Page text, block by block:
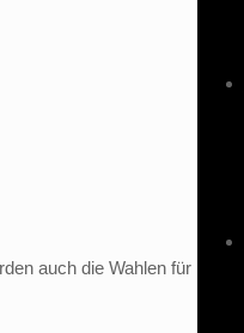
auch die Wahlen für